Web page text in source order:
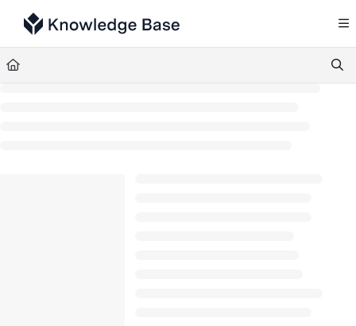
Documentation Index
Fetch the complete documentation index at:
Use this file to discover all available pages before exploring further.